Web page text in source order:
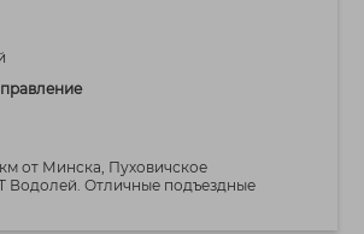
от Минска, Пуховичское
Водолей. Отличные подъездные